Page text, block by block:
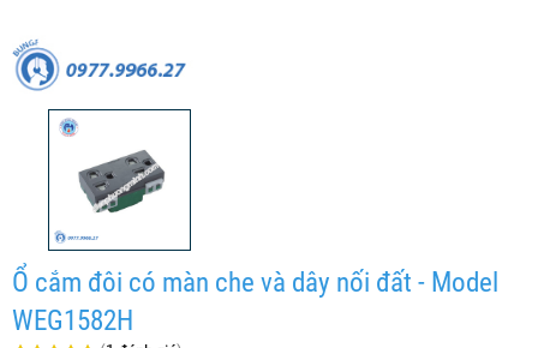
Ổ cắm đôi có màn che và dây nối đất - Model
WEG1582H